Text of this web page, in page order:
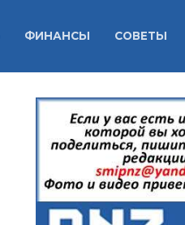
ФИНАНСЫ СОВЕТЫ